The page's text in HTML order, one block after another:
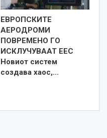
ЕВРОПСКИТЕ
АЕРОДРОМИ
ПОВРЕМЕНО ГО
ИСКЛУЧУВААТ ЕЕС
Новиот систем
создава хаос,…